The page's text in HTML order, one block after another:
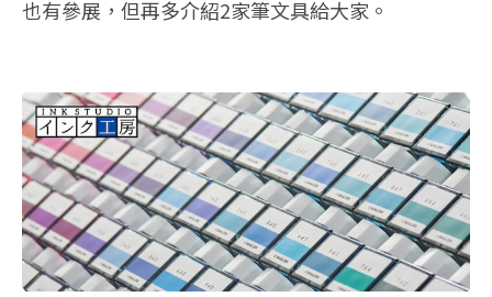
也有參展，但再多介紹2家筆文具給大家。